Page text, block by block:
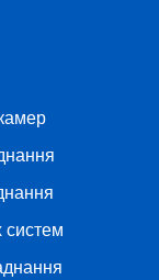
систем